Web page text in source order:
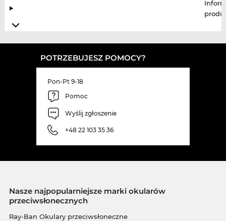
POTRZEBUJESZ POMOCY?
Pon-Pt 9-18
Pomoc
Wyślij zgłoszenie
+48 22 103 35 36
Nasze najpopularniejsze marki okularów
przeciwsłonecznych
Ray-Ban Okulary przeciwsłoneczne